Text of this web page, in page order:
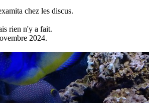
chez les discus.
rien n'y a fait.
2024.